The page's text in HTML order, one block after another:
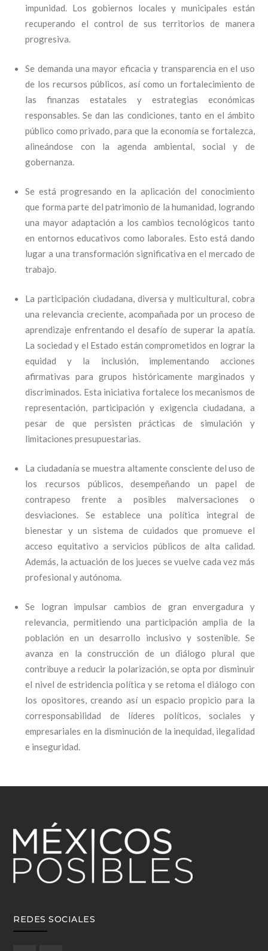
impunidad. Los gobiernos locales y municipales están
recuperando el control de sus territorios de manera
progresiva.
Se demanda una mayor eficacia y transparencia en el uso
de los recursos públicos, así como un fortalecimiento de
las finanzas estatales y estrategias económicas
responsables. Se dan las condiciones, tanto en el ámbito
público como privado, para que la economía se fortalezca,
alineándose con la agenda ambiental, social y de
gobernanza.
Se está progresando en la aplicación del conocimiento
que forma parte del patrimonio de la humanidad, logrando
una mayor adaptación a los cambios tecnológicos tanto
en entornos educativos como laborales. Esto está dando
lugar a una transformación significativa en el mercado de
trabajo.
La participación ciudadana, diversa y multicultural, cobra
una relevancia creciente, acompañada por un proceso de
aprendizaje enfrentando el desafío de superar la apatía.
La sociedad y el Estado están comprometidos en lograr la
equidad y la inclusión, implementando acciones
afirmativas para grupos históricamente marginados y
discriminados. Esta iniciativa fortalece los mecanismos de
representación, participación y exigencia ciudadana, a
pesar de que persisten prácticas de simulación y
limitaciones presupuestarias.
La ciudadanía se muestra altamente consciente del uso de
los recursos públicos, desempeñando un papel de
contrapeso frente a posibles malversaciones o
desviaciones. Se establece una política integral de
bienestar y un sistema de cuidados que promueve el
acceso equitativo a servicios públicos de alta calidad.
Además, la actuación de los jueces se vuelve cada vez más
profesional y autónoma.
Se logran impulsar cambios de gran envergadura y
relevancia, permitiendo una participación amplia de la
población en un desarrollo inclusivo y sostenible. Se
avanza en la construcción de un diálogo plural que
contribuye a reducir la polarización, se opta por disminuir
el nivel de estridencia política y se retoma el diálogo con
los opositores, creando así un espacio propicio para la
corresponsabilidad de líderes políticos, sociales y
empresariales en la disminución de la inequidad, ilegalidad
e inseguridad.
REDES SOCIALES